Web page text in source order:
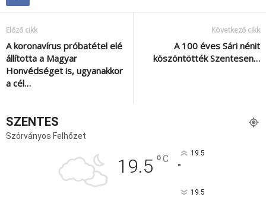
Előző cikk
A koronavírus próbatétel elé
állította a Magyar
Honvédséget is, ugyanakkor
a cél…
Következő cikk
A 100 éves Sári nénit
köszöntötték Szentesen…
SZENTES
Szórványos Felhőzet
19.5 °C 19.5
°
19.5